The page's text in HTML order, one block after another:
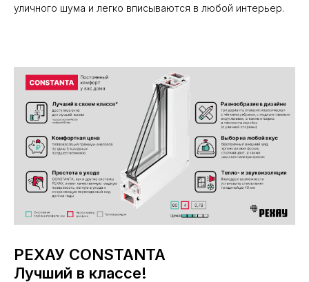
уличного шума и легко вписываются в любой интерьер.
РЕХАУ CONSTANTA
Лучший в классе!